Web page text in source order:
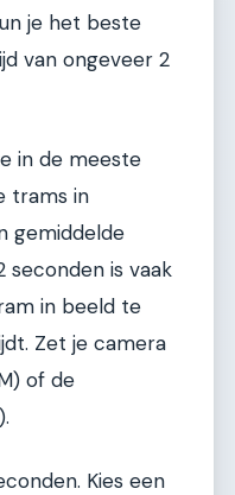
je het beste
van ongeveer 2
in de meeste
trams in
gemiddelde
seconden is vaak
in beeld te
Zet je camera
of de
Kies een